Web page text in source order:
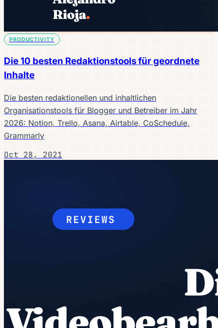
PRODUCTIVITY
Die 10 besten Redaktionstools für geordnete
Inhalte
Die besten redaktionellen und inhaltlichen
Organisationstools für Blogger und Betreiber im Jahr
2026: Notion, Trello, Asana, Airtable, CoSchedule,
Grammarly
Oct 28, 2021